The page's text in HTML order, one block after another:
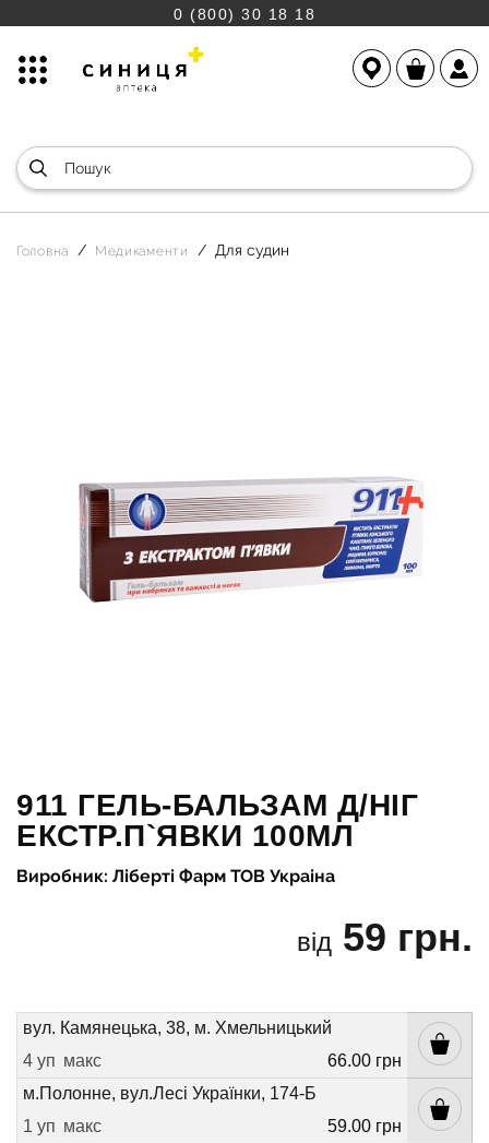
0 (800) 30 18 18
Головна Медикаменти Для судин
911 ГЕЛЬ-БАЛЬЗАМ Д/НІГ
ЕКСТР.П`ЯВКИ 100МЛ
Виробник: Ліберті Фарм ТОВ Украіна
від 59 грн.
вул. Камянецька, 38, м. Хмельницький
4 уп макс
66.00 грн
м.Полонне, вул.Лесі Українки, 174-Б
1 уп макс 59.00 грн